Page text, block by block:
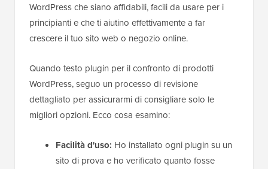
WordPress che siano affidabili, facili da usare per i
principianti e che ti aiutino effettivamente a far
crescere il tuo sito web o negozio online.
Quando testo plugin per il confronto di prodotti
WordPress, seguo un processo di revisione
dettagliato per assicurarmi di consigliare solo le
migliori opzioni. Ecco cosa esamino:
Facilità d'uso: Ho installato ogni plugin su un
sito di prova e ho verificato quanto fosse